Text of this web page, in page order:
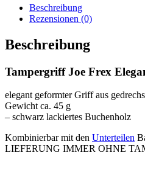
Elegance
Menge
Beschreibung
Rezensionen (0)
Beschreibung
Tampergriff Joe Frex
elegant geformter Griff aus
Gewicht ca. 45 g
– schwarz lackiertes Buchenholz
Kombinierbar mit den Unterteilen
LIEFERUNG IMMER OHNE